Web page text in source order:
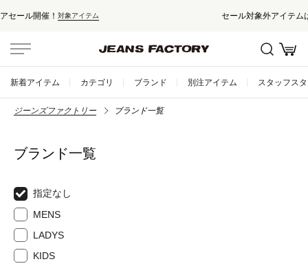
セール対象外アイテムは10%ポイント還元！
新着アイテム カテゴリ ブランド 別注アイテム スタッフス
ジーンズファクトリー ブランド一覧
ブランド一覧
指定なし
MENS
LADYS
KIDS